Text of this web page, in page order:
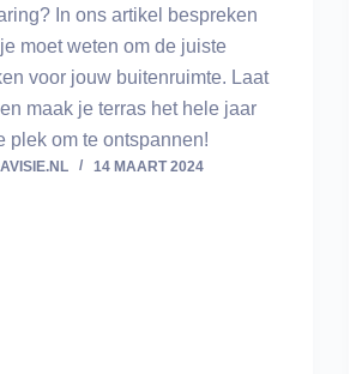
In ons artikel bespreken
moet weten om de juiste
voor jouw buitenruimte. Laat
maak je terras het hele jaar
plek om te ontspannen!
14 MAART 2024